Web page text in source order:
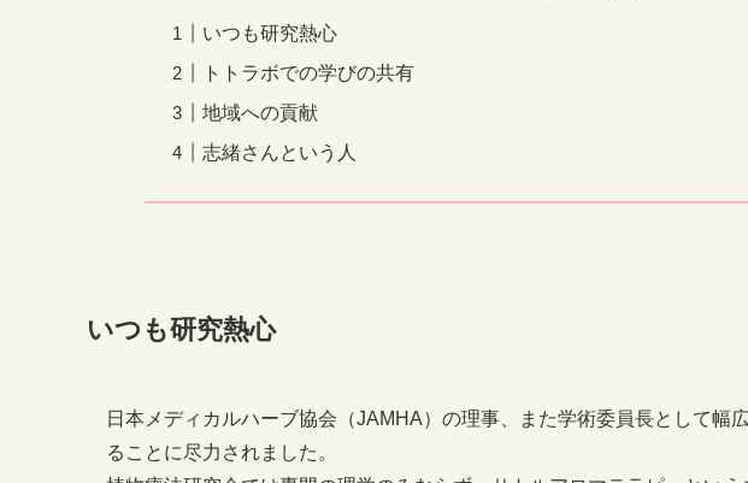
いつも研究熱心
トトラボでの学びの共有
地域への貢献
志緒さんという人
いつも研究熱心
日本メディカルハーブ協会（JAMHA）の理事、また学術委員長として幅
ることに尽力されました。